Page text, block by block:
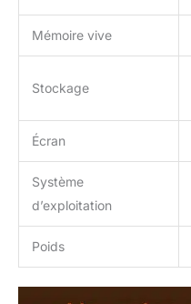
Mémoire vive
Stockage
Écran
Système
d’exploitation
Poids